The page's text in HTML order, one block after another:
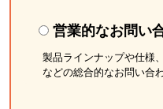
営業的なお問い
製品ラインナップや仕様
などの総合的なお問い合